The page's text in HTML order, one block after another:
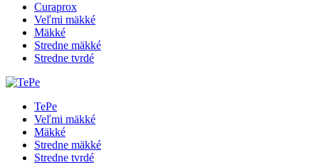
Curaprox
Veľmi mäkké
Mäkké
Stredne mäkké
Stredne tvrdé
TePe
Veľmi mäkké
Mäkké
Stredne mäkké
Stredne tvrdé